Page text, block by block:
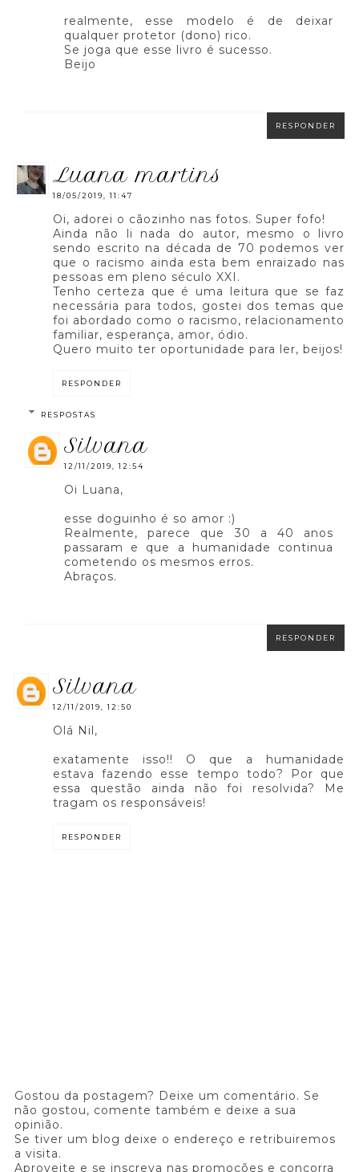
realmente, esse modelo é de deixar
qualquer protetor (dono) rico.
Se joga que esse livro é sucesso.
Beijo
RESPONDER
luana martins
18/05/2019, 11:47
Oi, adorei o cãozinho nas fotos. Super fofo!
Ainda não li nada do autor, mesmo o livro
sendo escrito na década de 70 podemos ver
que o racismo ainda esta bem enraizado nas
pessoas em pleno século XXI.
Tenho certeza que é uma leitura que se faz
necessária para todos, gostei dos temas que
foi abordado como o racismo, relacionamento
familiar, esperança, amor, ódio.
Quero muito ter oportunidade para ler, beijos!
RESPONDER
RESPOSTAS
silvana
12/11/2019, 12:54
Oi Luana,
esse doguinho é so amor :)
Realmente, parece que 30 a 40 anos
passaram e que a humanidade continua
cometendo os mesmos erros.
Abraços.
RESPONDER
silvana
12/11/2019, 12:50
Olá Nil,
exatamente isso!! O que a humanidade
estava fazendo esse tempo todo? Por que
essa questão ainda não foi resolvida? Me
tragam os responsáveis!
RESPONDER
Gostou da postagem? Deixe um comentário. Se
não gostou, comente também e deixe a sua
opinião.
Se tiver um blog deixe o endereço e retribuiremos
a visita.
Aproveite e se inscreva nas promoções e concorra